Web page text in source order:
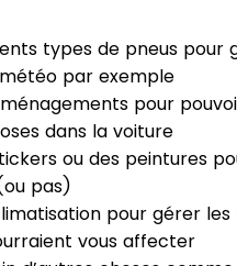
types de pneus pour
par exemple
pour
dans la voiture
ou des peintures
pas)
pour gérer
vous affecter